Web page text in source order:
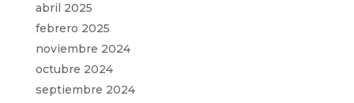
abril 2025
febrero 2025
noviembre 2024
octubre 2024
septiembre 2024